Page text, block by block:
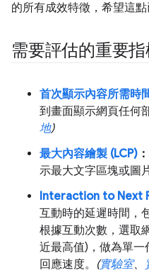
的所有成效特徵，希望這點
需要評估的重要
首次顯示內容所需時
到畫面顯示網頁任何
地)
最大內容繪製 (LCP) ：
示最大文字區塊或圖
Interaction to Next
互動時的延遲時間，
根據互動次數，選取
近最高值)，做為單
回應速度。 (實驗室、